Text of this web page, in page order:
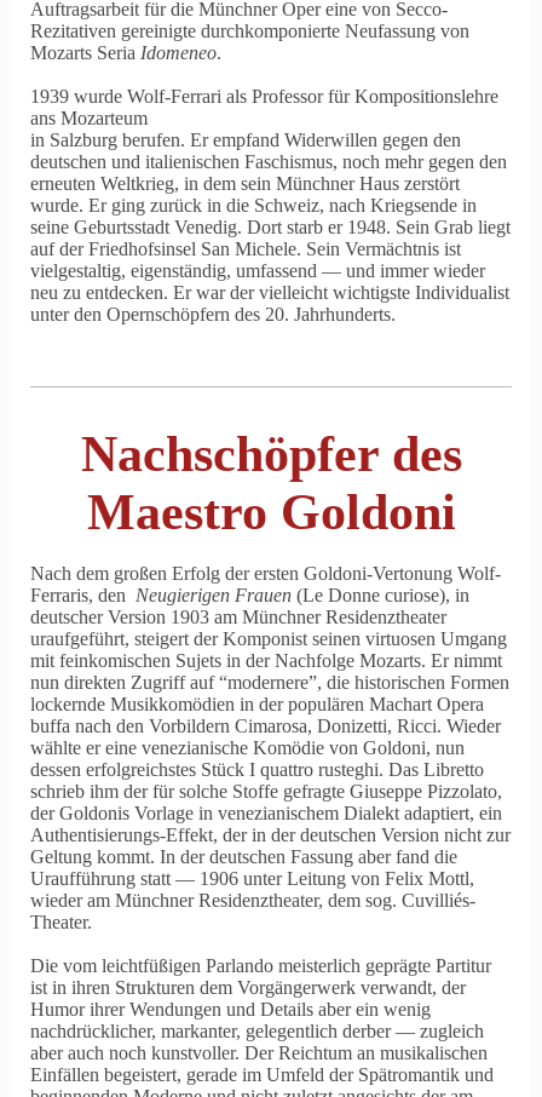
Auftragsarbeit für die Münchner Oper eine von Secco-
Rezitativen gereinigte durchkomponierte Neufassung von
Mozarts Seria Idomeneo.
1939 wurde Wolf-Ferrari als Professor für Kompositionslehre
ans Mozarteum
in Salzburg berufen. Er empfand Widerwillen gegen den
deutschen und italienischen Faschismus, noch mehr gegen den
erneuten Weltkrieg, in dem sein Münchner Haus zerstört
wurde. Er ging zurück in die Schweiz, nach Kriegsende in
seine Geburtsstadt Venedig. Dort starb er 1948. Sein Grab liegt
auf der Friedhofsinsel San Michele. Sein Vermächtnis ist
vielgestaltig, eigenständig, umfassend — und immer wieder
neu zu entdecken. Er war der vielleicht wichtigste Individualist
unter den Opernschöpfern des 20. Jahrhunderts.
Nachschöpfer des
Maestro Goldoni
Nach dem großen Erfolg der ersten Goldoni-Vertonung Wolf-
Ferraris, den Neugierigen Frauen (Le Donne curiose), in
deutscher Version 1903 am Münchner Residenztheater
uraufgeführt, steigert der Komponist seinen virtuosen Umgang
mit feinkomischen Sujets in der Nachfolge Mozarts. Er nimmt
nun direkten Zugriff auf modernere , die historischen Formen
lockernde Musikkomödien in der populären Machart Opera
buffa nach den Vorbildern Cimarosa, Donizetti, Ricci. Wieder
wählte er eine venezianische Komödie von Goldoni, nun
dessen erfolgreichstes Stück I quattro rusteghi. Das Libretto
schrieb ihm der für solche Stoffe gefragte Giuseppe Pizzolato,
der Goldonis Vorlage in venezianischem Dialekt adaptiert, ein
Authentisierungs-Effekt, der in der deutschen Version nicht zur
Geltung kommt. In der deutschen Fassung aber fand die
Uraufführung statt — 1906 unter Leitung von Felix Mottl,
wieder am Münchner Residenztheater, dem sog. Cuvilliés-
Theater.
Die vom leichtfüßigen Parlando meisterlich geprägte Partitur
ist in ihren Strukturen dem Vorgängerwerk verwandt, der
Humor ihrer Wendungen und Details aber ein wenig
nachdrücklicher, markanter, gelegentlich derber — zugleich
aber auch noch kunstvoller. Der Reichtum an musikalischen
Einfällen begeistert, gerade im Umfeld der Spätromantik und